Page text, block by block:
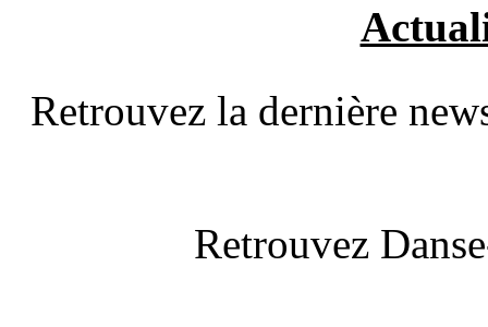
Retrouvez la dernière
Retrouvez